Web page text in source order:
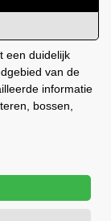
een duidelijk
van de
informatie
bossen,